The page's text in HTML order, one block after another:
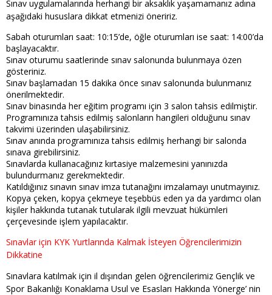
Sınav uygulamalarında herhangi bir aksaklık yaşamamanız adına
aşağıdaki hususlara dikkat etmenizi öneririz.
Sabah oturumları saat: 10:15’de, öğle oturumları ise saat: 14:00’da
başlayacaktır.
Sınav oturumu saatlerinde sınav salonunda bulunmaya özen
gösteriniz.
Sınav başlamadan 15 dakika önce sınav salonunda bulunmanız
önerilmektedir.
Sınav binasında her eğitim programı için 3 salon tahsis edilmiştir.
Programınıza tahsis edilmiş salonların hangileri olduğunu sınav
takvimi üzerinden ulaşabilirsiniz.
Sınav anında programınıza tahsis edilmiş herhangi bir salonda
sınava girebilirsiniz.
Sınavlarda kullanacağınız kırtasiye malzemesini yanınızda
bulundurmanız gerekmektedir.
Katıldığınız sınavın sınav imza tutanağını imzalamayı unutmayınız.
Kopya çeken, kopya çekmeye teşebbüs eden ya da yardımcı olan
kişiler hakkında tutanak tutularak ilgili mevzuat hükümleri
çerçevesinde işlem yapılacaktır.
Sınavlar için KYK Yurtlarında Kalmak İsteyen Öğrencilerimizin
Dikkatine
Sınavlara katılmak için il dışından gelen öğrencilerimiz Gençlik ve
Spor Bakanlığı Konaklama Usul ve Esasları Hakkında Yönerge’ nin